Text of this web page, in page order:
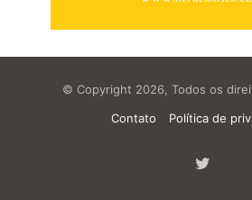
© Copyright 2026, Todos os
Contato
Política de